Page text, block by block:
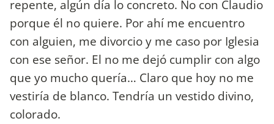
repente, algún día lo concreto. No con Claudio
porque él no quiere. Por ahí me encuentro
con alguien, me divorcio y me caso por Iglesia
con ese señor. El no me dejó cumplir con algo
que yo mucho quería… Claro que hoy no me
vestiría de blanco. Tendría un vestido divino,
colorado.